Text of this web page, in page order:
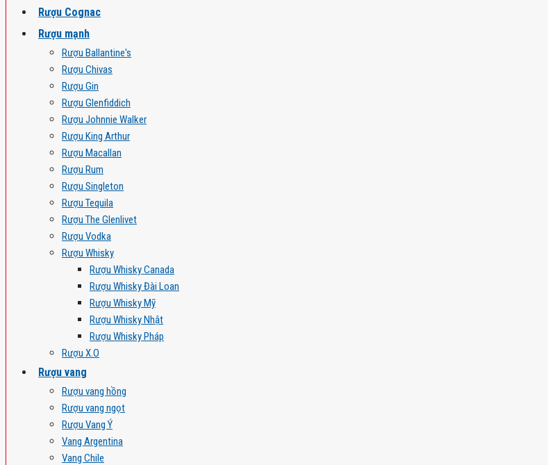
Rượu Cognac
Rượu mạnh
Rượu Ballantine's
Rượu Chivas
Rượu Gin
Rượu Glenfiddich
Rượu Johnnie Walker
Rượu King Arthur
Rượu Macallan
Rượu Rum
Rượu Singleton
Rượu Tequila
Rượu The Glenlivet
Rượu Vodka
Rượu Whisky
Rượu Whisky Canada
Rượu Whisky Đài Loan
Rượu Whisky Mỹ
Rượu Whisky Nhật
Rượu Whisky Pháp
Rượu X.O
Rượu vang
Rượu vang hồng
Rượu vang ngọt
Rượu Vang Ý
Vang Argentina
Vang Chile